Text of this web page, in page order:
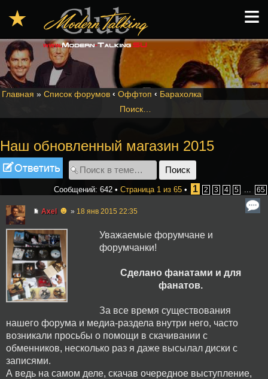
Главная » Список форумов ‹ Оффтоп ‹ Барахолка
Поиск…
Наш обновленный магазин 2015
Ответить
Сообщений: 642 • Страница 1 из 65 • 1 2 3 4 5 65
Axel ☻ » 18 янв 2015 22:35
Уважаемые форумчане и
форумчанки!
Сделано фанатами и для
фанатов.
За все время существования
нашего форума и медиа-раздела внутри него, часто
возникали просьбы о помощи в скачивании с
обменников, несколько раз я даже высылал диски с
записями.
А ведь на самом деле, скачав очередное выступление,
★ ≡